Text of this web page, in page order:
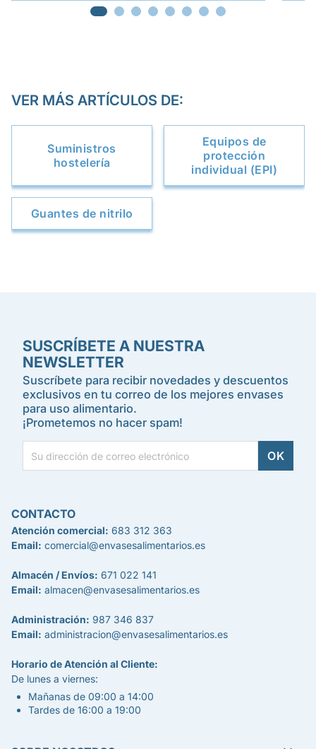
VER MÁS ARTÍCULOS DE:
Suministros
hostelería
Equipos de
protección
individual (EPI)
Guantes de nitrilo
SUSCRÍBETE A NUESTRA
NEWSLETTER
Suscríbete para recibir novedades y descuentos
exclusivos en tu correo de los mejores envases
para uso alimentario.
¡Prometemos no hacer spam!
CONTACTO
Atención comercial: 683 312 363
Email: comercial@envasesalimentarios.es
Almacén / Envíos: 671 022 141
Email: almacen@envasesalimentarios.es
Administración: 987 346 837
Email: administracion@envasesalimentarios.es
Horario de Atención al Cliente:
De lunes a viernes:
Mañanas de 09:00 a 14:00
Tardes de 16:00 a 19:00